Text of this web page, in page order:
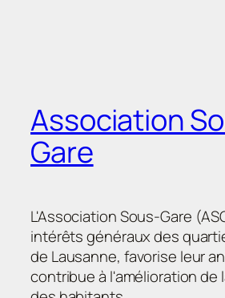
Association
Gare
L'Association Sous-Gare
intérêts généraux des
de Lausanne, favorise leur
contribue à l'amélioration de